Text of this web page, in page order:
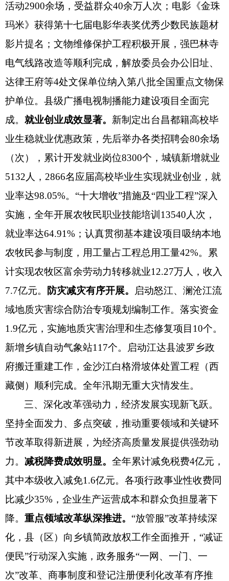
活动2900余场，受益群众40余万人次；电影《金珠
玛米》获得第十七届电影华表奖优秀少数民族题材
影片提名；文物维修保护工程积极开展，强巴林寺
电气线路改造等顺利完成，解放委员会办公旧址、
达律王府等4处文保单位纳入第八批全国重点文物保
护单位。县级广播电视制播能力建设项目全面完
成。 就业创业成效显著。 新制定出台昌都籍高校毕
业生稳就业优惠政策，先后举办各类招聘会80余场
（次），累计开发就业岗位8300个，城镇新增就业
5132人，2866名应届高校毕业生实现就业创业，就
业率达98.05%。“十大增收”措施及“四业工程”深入
实施，全年开展农牧民职业技能培训 13540人 次 ，
就业率达64.91% ；认真贯彻基本建设项目吸纳本地
农牧民参与制度，用工量占工程总用工量42%。 累
计实现农牧区富余劳动力转移就业12.27万人，收入
7.7亿元。 防灾减灾有序开展。 启动怒江、澜沧江流
域地质灾害综合防治专项规划编制工作。落实资金
1.9亿元，实施地质灾害治理和生态修复项目10个。
新增乡镇自动气象站117个。启动江达县波罗乡政
府搬迁重建工作，金沙江白格滑坡体处置工程（西
藏侧）顺利完成。全年汛期无重大灾情发生。
三、深化改革强动力，经济发展实现新飞跃。
坚持全面发力、多点突破，推动重要领域和关键环
节改革取得新进展，为经济高质量发展提供强劲动
力。 减税降费成效明显。 全年累计减免税费4亿元，
其中本级收入减免1.6亿元。各项行政事业性收费同
比减少35%，企业生产运营成本和群众负担显著下
降。 重点领域改革纵深推进。 “放管服”改革持续深
化，县（区）向乡镇简政放权工作全面推开，“减证
便民”行动深入实施，政务服务“一网、一门、一
次”改革、商事制度和登记注册便利化改革有序推